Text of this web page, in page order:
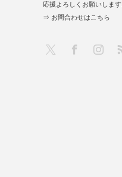
応援よろしくお願いします
⇒ お問合わせはこちら
RSS